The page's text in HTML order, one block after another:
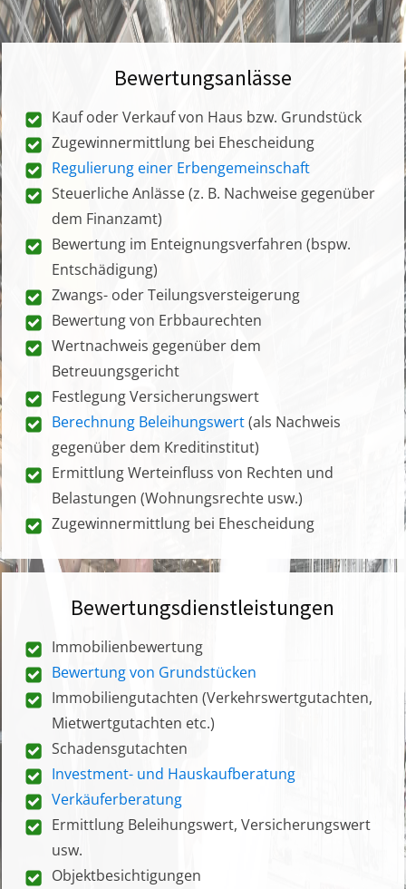
Bewertungsanlässe
Kauf oder Verkauf von Haus bzw. Grundstück
Zugewinnermittlung bei Ehescheidung
Regulierung einer Erbengemeinschaft
Steuerliche Anlässe (z. B. Nachweise gegenüber
dem Finanzamt)
Bewertung im Enteignungsverfahren (bspw.
Entschädigung)
Zwangs- oder Teilungsversteigerung
Bewertung von Erbbaurechten
Wertnachweis gegenüber dem
Betreuungsgericht
Festlegung Versicherungswert
Berechnung Beleihungswert(als Nachweis
gegenüber dem Kreditinstitut)
Ermittlung Werteinfluss von Rechten und
Belastungen (Wohnungsrechte usw.)
Zugewinnermittlung bei Ehescheidung
Bewertungsdienstleistungen
Immobilienbewertung
Bewertung von Grundstücken
Immobiliengutachten (Verkehrswertgutachten,
Mietwertgutachten etc.)
Schadensgutachten
Investment- und Hauskaufberatung
Verkäuferberatung
Ermittlung Beleihungswert, Versicherungswert
usw.
Objektbesichtigungen